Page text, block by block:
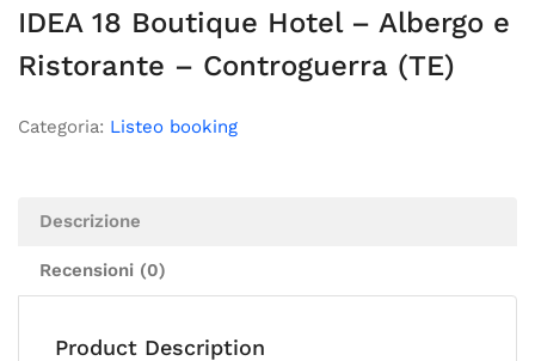
IDEA 18 Boutique Hotel – Albergo e
Ristorante – Controguerra (TE)
Categoria: Listeo booking
Descrizione
Recensioni (0)
Product Description